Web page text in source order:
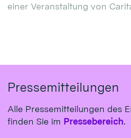
einer Veranstaltung von
Pressemitteilungen
Alle Pressemitteilungen des
finden Sie im Pressebereich.